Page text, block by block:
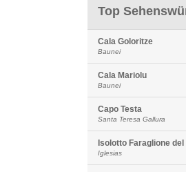
Top
Cala Goloritze
Baunei
Cala Mariolu
Baunei
Capo Testa
Santa Teresa Gallura
Isolotto Faraglione
Iglesias